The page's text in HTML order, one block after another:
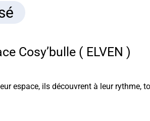
Cosy’bulle ( ELVEN )
espace, ils découvrent à leur rythme,